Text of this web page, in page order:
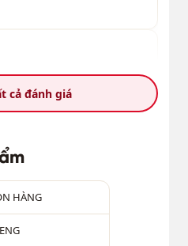
để đồng bộ vs bếp nhà
cả đánh giá
HÀNG